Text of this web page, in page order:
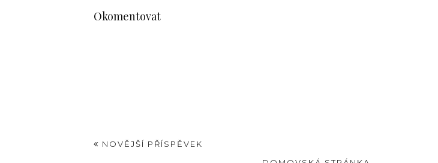
Okomentovat
NOVĚJŠÍ PŘÍSPĚVEK